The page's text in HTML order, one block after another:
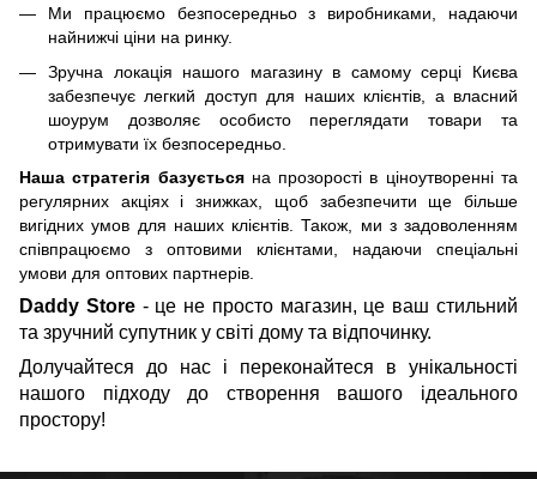
Ми працюємо безпосередньо з виробниками, надаючи
найнижчі ціни на ринку.
Зручна локація нашого магазину в самому серці Києва
забезпечує легкий доступ для наших клієнтів, а власний
шоурум дозволяє особисто переглядати товари та
отримувати їх безпосередньо.
Наша стратегія базується на прозорості в ціноутворенні та
регулярних акціях і знижках, щоб забезпечити ще більше
вигідних умов для наших клієнтів. Також, ми з задоволенням
співпрацюємо з оптовими клієнтами, надаючи спеціальні
умови для оптових партнерів.
Daddy Store - це не просто магазин, це ваш стильний
та зручний супутник у світі дому та відпочинку.
Долучайтеся до нас і переконайтеся в унікальності
нашого підходу до створення вашого ідеального
простору!